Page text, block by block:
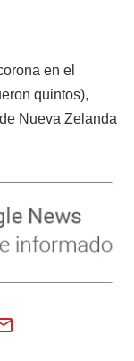
en el
quintos),
Nueva Zelanda